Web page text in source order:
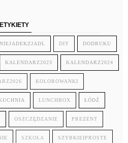
ETYKIETY
DIY DODRUKU
KALENDARZ2023 KALENDARZ2024
KOLOROWANKI
LUNCHBOX ŁÓDŹ
OSZCZĘDZANIE PREZENT
SZKOŁA SZYBKIEIPROSTE